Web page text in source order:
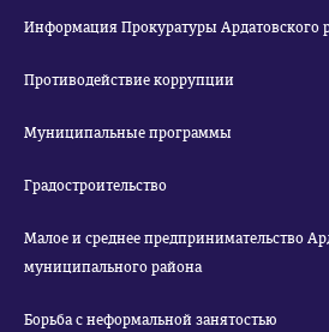
Информация Прокуратуры Ардатовского
Противодействие коррупции
Муниципальные программы
Градостроительство
Малое и среднее предпринимательство
муниципального района
Борьба с неформальной занятостью